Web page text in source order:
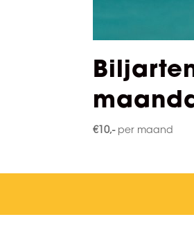
€ 10,-per maand